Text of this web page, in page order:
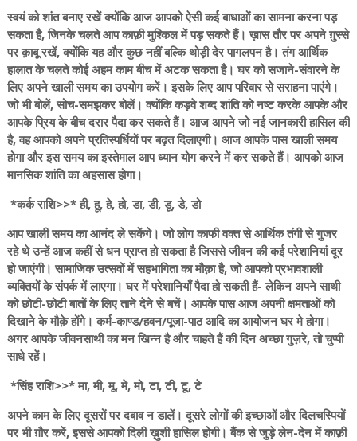
स्वयं को शांत बनाए रखें क्योंकि आज आपको ऐसी कई बाधाओं का सामना करना पड़
सकता है, जिनके चलते आप काफ़ी मुश्किल में पड़ सकते हैं। ख़ास तौर पर अपने ग़ुस्से
पर क़ाबू रखें, क्योंकि यह और कुछ नहीं बल्कि थोड़ी देर पागलपन है। तंग आर्थिक
हालात के चलते कोई अहम काम बीच में अटक सकता है। घर को सजाने-संवारने के
लिए अपने खाली समय का उपयोग करें। इसके लिए आप परिवार से सराहना पाएंगे।
जो भी बोलें, सोच-समझकर बोलें। क्योंकि कड़वे शब्द शांति को नष्ट करके आपके और
आपके प्रिय के बीच दरार पैदा कर सकते हैं। आज आपने जो नई जानकारी हासिल की
है, वह आपको अपने प्रतिस्पर्धियों पर बढ़त दिलाएगी। आज आपके पास खाली समय
होगा और इस समय का इस्तेमाल आप ध्यान योग करने में कर सकते हैं। आपको आज
मानसिक शांति का अहसास होगा।
*कर्क राशि>>* ही, हू, हे, हो, डा, डी, डू, डे, डो
आप खाली समय का आनंद ले सकेंगे। जो लोग काफी वक्त से आर्थिक तंगी से गुजर
रहे थे उन्हें आज कहीं से धन प्राप्त हो सकता है जिससे जीवन की कई परेशानियां दूर
हो जाएंगी। सामाजिक उत्सवों में सहभागिता का मौक़ा है, जो आपको प्रभावशाली
व्यक्तियों के संपर्क में लाएगा। घर में परेशानियाँ पैदा हो सकती हैं- लेकिन अपने साथी
को छोटी-छोटी बातों के लिए ताने देने से बचें। आपके पास आज अपनी क्षमताओं को
दिखाने के मौक़े होंगे। कर्म-काण्ड/हवन/पूजा-पाठ आदि का आयोजन घर मे होगा।
अगर आपके जीवनसाथी का मन खिन्न है और चाहते हैं की दिन अच्छा गुज़रे, तो चुप्पी
साधे रहें।
*सिंह राशि>>* मा, मी, मू, मे, मो, टा, टी, टू, टे
अपने काम के लिए दूसरों पर दबाव न डालें। दूसरे लोगों की इच्छाओं और दिलचस्पियों
पर भी ग़ौर करें, इससे आपको दिली ख़ुशी हासिल होगी। बैंक से जुड़े लेन-देन में काफ़ी